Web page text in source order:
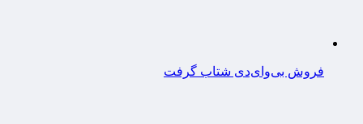
فروش بی‌وای‌دی شتاب گرفت